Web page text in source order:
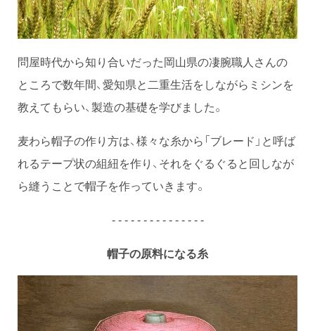
問屋時代から知り合いだった岡山県の凄腕職人さんの
ところで数年間、愛知県と二重生活をしながらミシンを
教えてもらい、製造の基礎を学びました。
麦わら帽子の作り方は、様々な糸から「ブレード」と呼ば
れるテープ状の組紐を作り、それをぐるぐると回しなが
ら縫うことで帽子を作っていきます。
- - - - - - - - - - - - - - -
帽子の原料になる糸